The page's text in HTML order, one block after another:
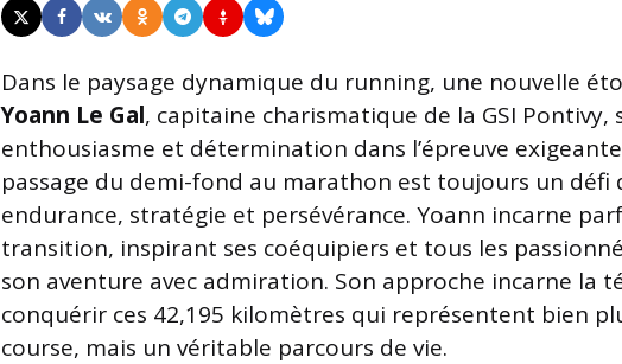
Dans le paysage dynamique du running, une nouvelle
Yoann Le Gal, capitaine charismatique de la GSI Pontivy,
enthousiasme et détermination dans l’épreuve
passage du demi-fond au marathon est toujours un défi
endurance, stratégie et persévérance. Yoann incarne
transition, inspirant ses coéquipiers et tous les
son aventure avec admiration. Son approche incarne la
conquérir ces 42,195 kilomètres qui représentent bien
course, mais un véritable parcours de vie.